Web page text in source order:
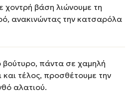
χοντρή βάση λιώνουμε τη
ανακινώντας την κατσαρόλα
πάντα σε χαμηλή
και τέλος, προσθέτουμε την
αλατιού.